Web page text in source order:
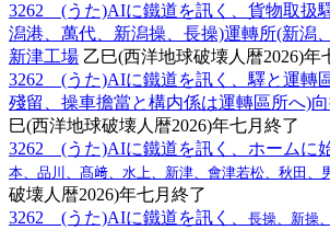
3262 (うた)AIに鐵道を訊く、貨物取扱
潟港、萬代、新潟操、長操)運轉所(新潟
新津工場 乙巳(西洋地球破壊人暦2026)年
3262 (うた)AIに鐵道を訊く、驛と運轉
殘留、操車擔當と構内係は運轉區所へ)向
巳(西洋地球破壊人暦2026)年七月終了
3262 (うた)AIに鐵道を訊く、ホームに
本、品川、髙﨑、水上、新津、會津若松、秋田、
破壊人暦2026)年七月終了
3262 (うた)AIに鐵道を訊く、 長操、新操